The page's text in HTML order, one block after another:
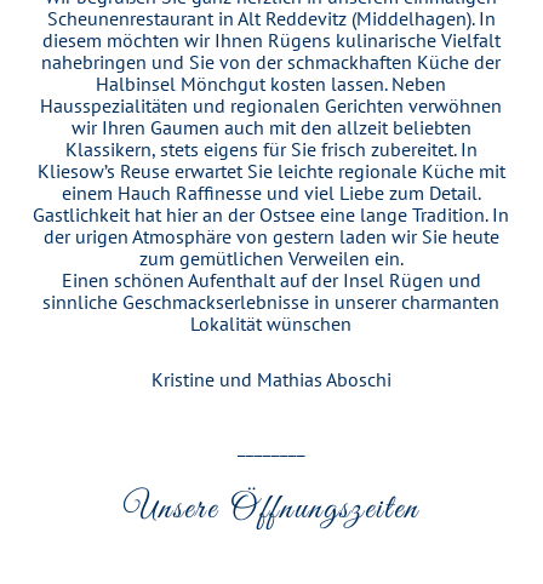
Scheunenrestaurant in Alt Reddevitz (Middelhagen). In
diesem möchten wir Ihnen Rügens kulinarische Vielfalt
nahebringen und Sie von der schmackhaften Küche der
Halbinsel Mönchgut kosten lassen. Neben
Hausspezialitäten und regionalen Gerichten verwöhnen
wir Ihren Gaumen auch mit den allzeit beliebten
Klassikern, stets eigens für Sie frisch zubereitet. In
Kliesow’s Reuse erwartet Sie leichte regionale Küche mit
einem Hauch Raffinesse und viel Liebe zum Detail.
Gastlichkeit hat hier an der Ostsee eine lange Tradition. In
der urigen Atmosphäre von gestern laden wir Sie heute
zum gemütlichen Verweilen ein.
Einen schönen Aufenthalt auf der Insel Rügen und
sinnliche Geschmackserlebnisse in unserer charmanten
Lokalität wünschen
Kristine und Mathias Aboschi
Unsere Öffnungszeiten